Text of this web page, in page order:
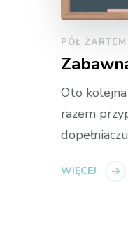
PÓŁ
Oto
razem
WIĘCEJ